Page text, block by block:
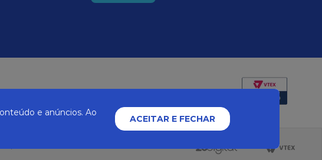
| CEP 29309-712
e anúncios. Ao
ACEITAR E FECHAR